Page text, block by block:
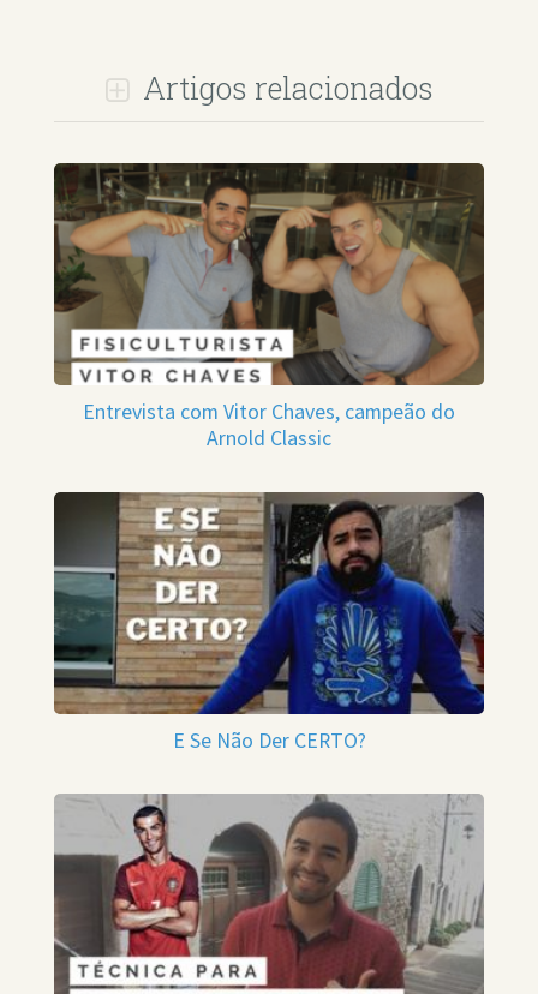
Artigos relacionados
Entrevista com Vitor Chaves, campeão do
Arnold Classic
E Se Não Der CERTO?